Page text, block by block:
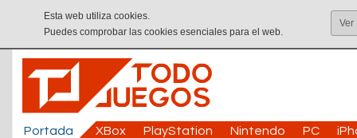
Esta web utiliza cookies.
Puedes comprobar las cookies esenciales para el web.
Ver
Portada XBox PlayStation Nintendo PC